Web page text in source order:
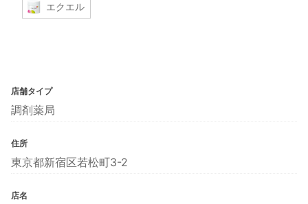
エクエル
店舗タイプ
調剤薬局
住所
東京都新宿区若松町3-2
店名